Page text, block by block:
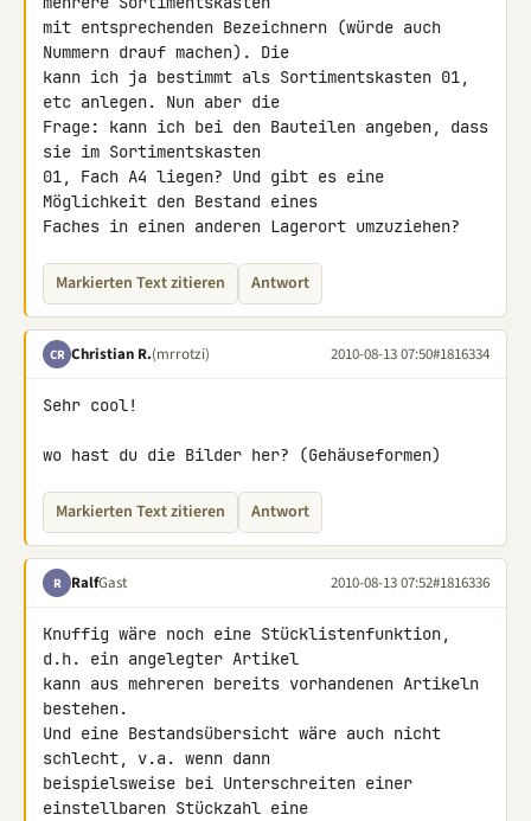
mit entsprechenden Bezeichnern (würde auch
Nummern drauf machen). Die
kann ich ja bestimmt als Sortimentskasten 01,
etc anlegen. Nun aber die
Frage: kann ich bei den Bauteilen angeben, dass
sie im Sortimentskasten
01, Fach A4 liegen? Und gibt es eine
Möglichkeit den Bestand eines
Faches in einen anderen Lagerort umzuziehen?
Markierten Text zitieren Antwort
CR Christian R.(mrrotzi) 2010-08-13 07:50#1816334
Sehr cool!
wo hast du die Bilder her? (Gehäuseformen)
Markierten Text zitieren Antwort
R RalfGast 2010-08-13 07:52#1816336
Knuffig wäre noch eine Stücklistenfunktion,
d.h. ein angelegter Artikel
kann aus mehreren bereits vorhandenen Artikeln
bestehen.
Und eine Bestandsübersicht wäre auch nicht
schlecht, v.a. wenn dann
beispielsweise bei Unterschreiten einer
einstellbaren Stückzahl eine